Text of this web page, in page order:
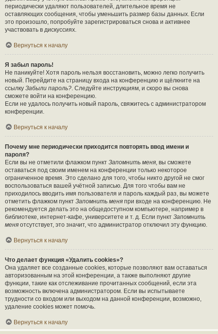
периодически удаляют пользователей, длительное время не
оставляющих сообщения, чтобы уменьшить размер базы данных. Если
это произошло, попробуйте зарегистрироваться снова и активнее
участвовать в дискуссиях.
Вернуться к началу
Я забыл пароль!
Не паникуйте! Хотя пароль нельзя восстановить, можно легко получить
новый. Перейдите на страницу входа на конференцию и щёлкните на
ссылку Забыли пароль?. Следуйте инструкциям, и скоро вы снова
сможете войти на конференцию.
Если не удалось получить новый пароль, свяжитесь с администратором
конференции.
Вернуться к началу
Почему мне периодически приходится повторять ввод имени и
пароля?
Если вы не отметили флажком пункт Запомнить меня, вы сможете
оставаться под своим именем на конференции только некоторое
ограниченное время. Это сделано для того, чтобы никто другой не смог
воспользоваться вашей учётной записью. Для того чтобы вам не
приходилось вводить имя пользователя и пароль каждый раз, вы можете
отметить флажком пункт Запомнить меня при входе на конференцию. Не
рекомендуется делать это на общедоступном компьютере, например в
библиотеке, интернет-кафе, университете и т. д. Если пункт Запомнить
меня отсутствует, это значит, что администратор отключил эту функцию.
Вернуться к началу
Что делает функция «Удалить cookies»?
Она удаляет все созданные cookies, которые позволяют вам оставаться
авторизованным на этой конференции, а также выполняют другие
функции, такие как отслеживание прочитанных сообщений, если эта
возможность включена администратором. Если вы испытываете
трудности со входом или выходом на данной конференции, возможно,
удаление cookies может помочь.
Вернуться к началу